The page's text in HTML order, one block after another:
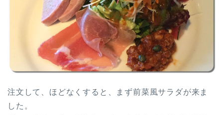
注文して、ほどなくすると、まず前菜風サラダが来ま
した。